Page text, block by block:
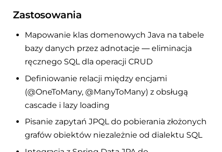
Zastosowania
Mapowanie klas domenowych Java na tabele
bazy danych przez adnotacje — eliminacja
ręcznego SQL dla operacji CRUD
Definiowanie relacji między encjami
(@OneToMany, @ManyToMany) z obsługą
cascade i lazy loading
Pisanie zapytań JPQL do pobierania złożonych
grafów obiektów niezależnie od dialektu SQL